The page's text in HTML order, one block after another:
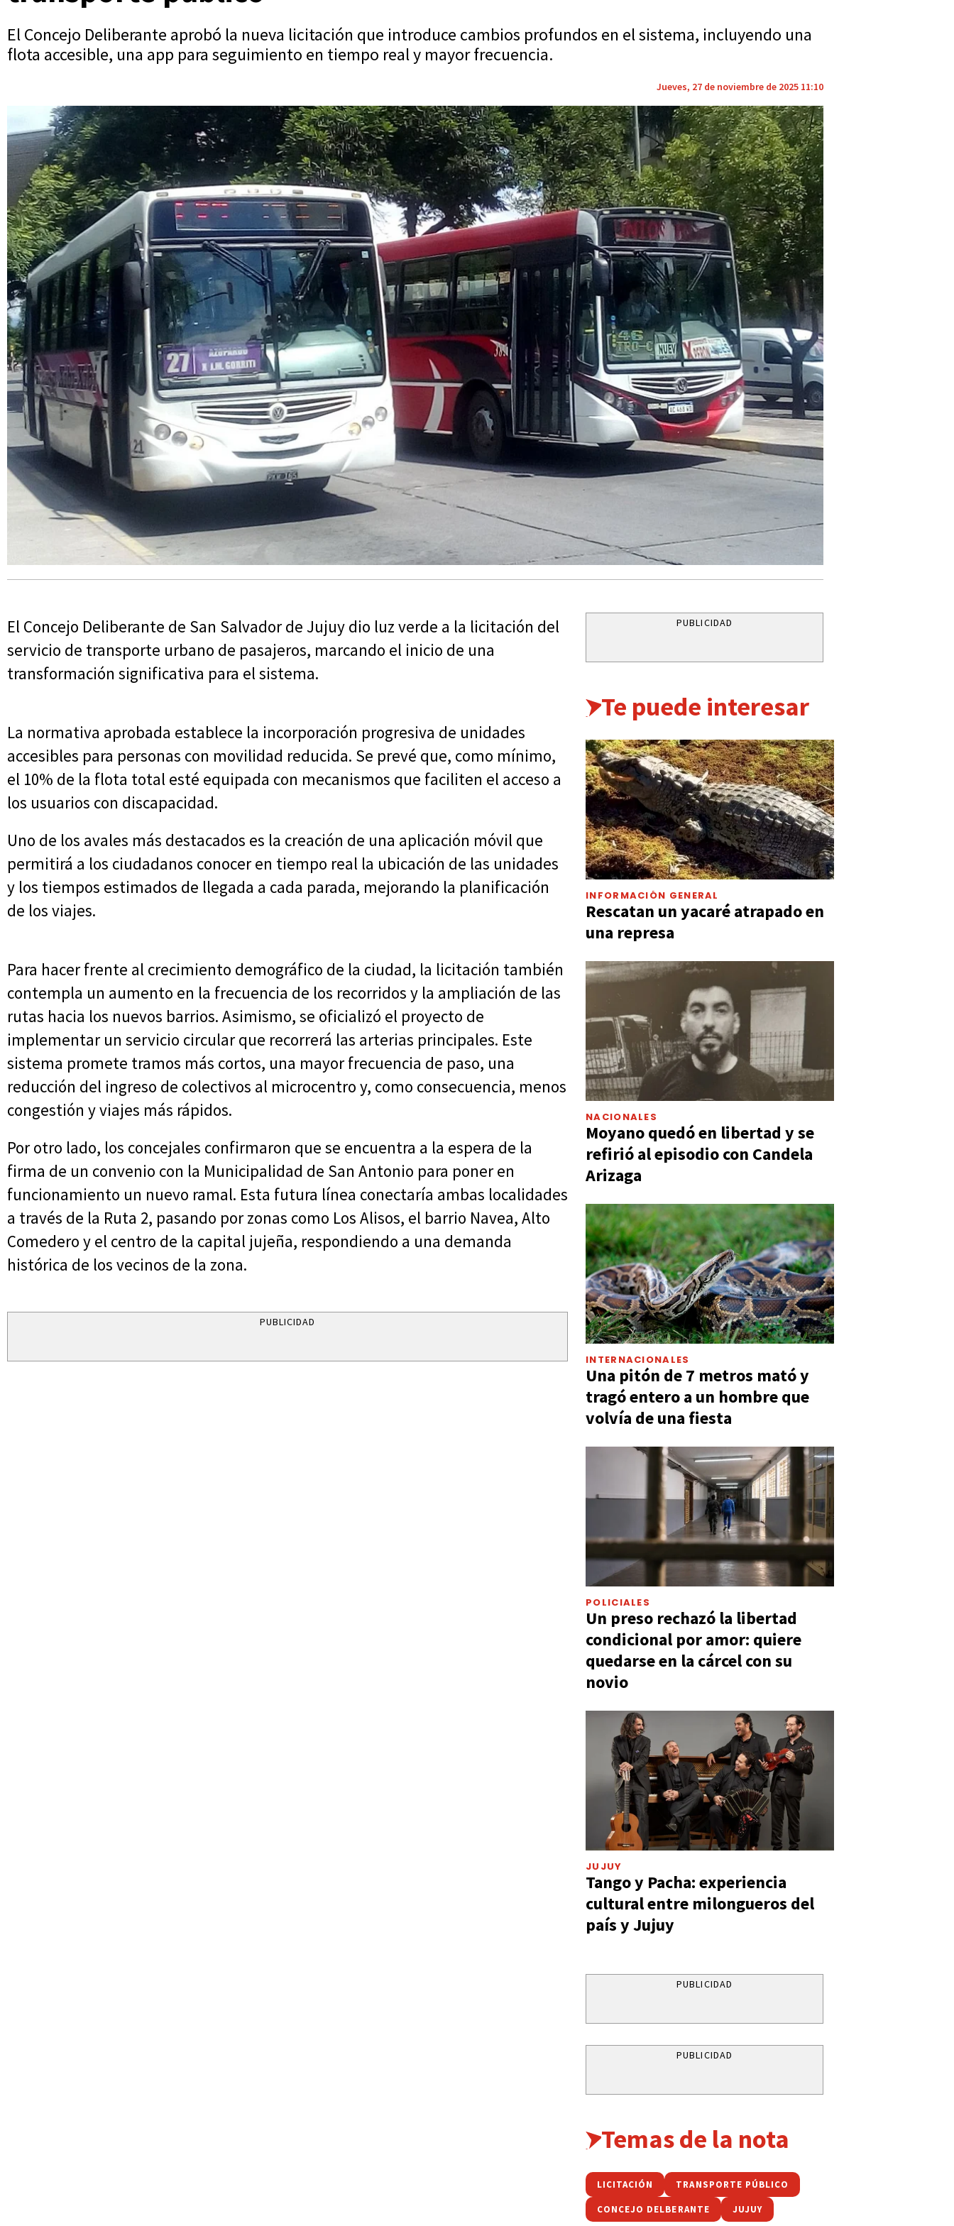
El Concejo Deliberante aprobó la nueva licitación que introduce cambios profundos en el sistema, incluyendo una
flota accesible, una app para seguimiento en tiempo real y mayor frecuencia.
Jueves, 27 de noviembre de 2025 11:10
El Concejo Deliberante de San Salvador de Jujuy dio luz verde a la licitación del
servicio de transporte urbano de pasajeros, marcando el inicio de una
transformación significativa para el sistema.
La normativa aprobada establece la incorporación progresiva de unidades
accesibles para personas con movilidad reducida. Se prevé que, como mínimo,
el 10% de la flota total esté equipada con mecanismos que faciliten el acceso a
los usuarios con discapacidad.
Uno de los avales más destacados es la creación de una aplicación móvil que
permitirá a los ciudadanos conocer en tiempo real la ubicación de las unidades
y los tiempos estimados de llegada a cada parada, mejorando la planificación
de los viajes.
Para hacer frente al crecimiento demográfico de la ciudad, la licitación también
contempla un aumento en la frecuencia de los recorridos y la ampliación de las
rutas hacia los nuevos barrios. Asimismo, se oficializó el proyecto de
implementar un servicio circular que recorrerá las arterias principales. Este
sistema promete tramos más cortos, una mayor frecuencia de paso, una
reducción del ingreso de colectivos al microcentro y, como consecuencia, menos
congestión y viajes más rápidos.
Por otro lado, los concejales confirmaron que se encuentra a la espera de la
firma de un convenio con la Municipalidad de San Antonio para poner en
funcionamiento un nuevo ramal. Esta futura línea conectaría ambas localidades
a través de la Ruta 2, pasando por zonas como Los Alisos, el barrio Navea, Alto
Comedero y el centro de la capital jujeña, respondiendo a una demanda
histórica de los vecinos de la zona.
PUBLICIDAD
PUBLICIDAD
Te puede interesar
INFORMACIÓN GENERAL
Rescatan un yacaré atrapado en
una represa
NACIONALES
Moyano quedó en libertad y se
refirió al episodio con Candela
Arizaga
INTERNACIONALES
Una pitón de 7 metros mató y
tragó entero a un hombre que
volvía de una fiesta
POLICIALES
Un preso rechazó la libertad
condicional por amor: quiere
quedarse en la cárcel con su
novio
JUJUY
Tango y Pacha: experiencia
cultural entre milongueros del
país y Jujuy
PUBLICIDAD
PUBLICIDAD
Temas de la nota
LICITACIÓN TRANSPORTE PÚBLICO
CONCEJO DELBERANTE JUJUY